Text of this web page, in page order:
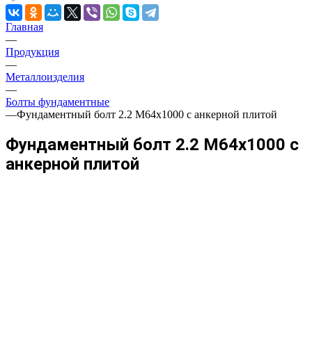
Главная
—
Продукция
—
Металлоизделия
—
Болты фундаментные
—Фундаментный болт 2.2 М64х1000 с анкерной плитой
Фундаментный болт 2.2 М64х1000 с
анкерной плитой